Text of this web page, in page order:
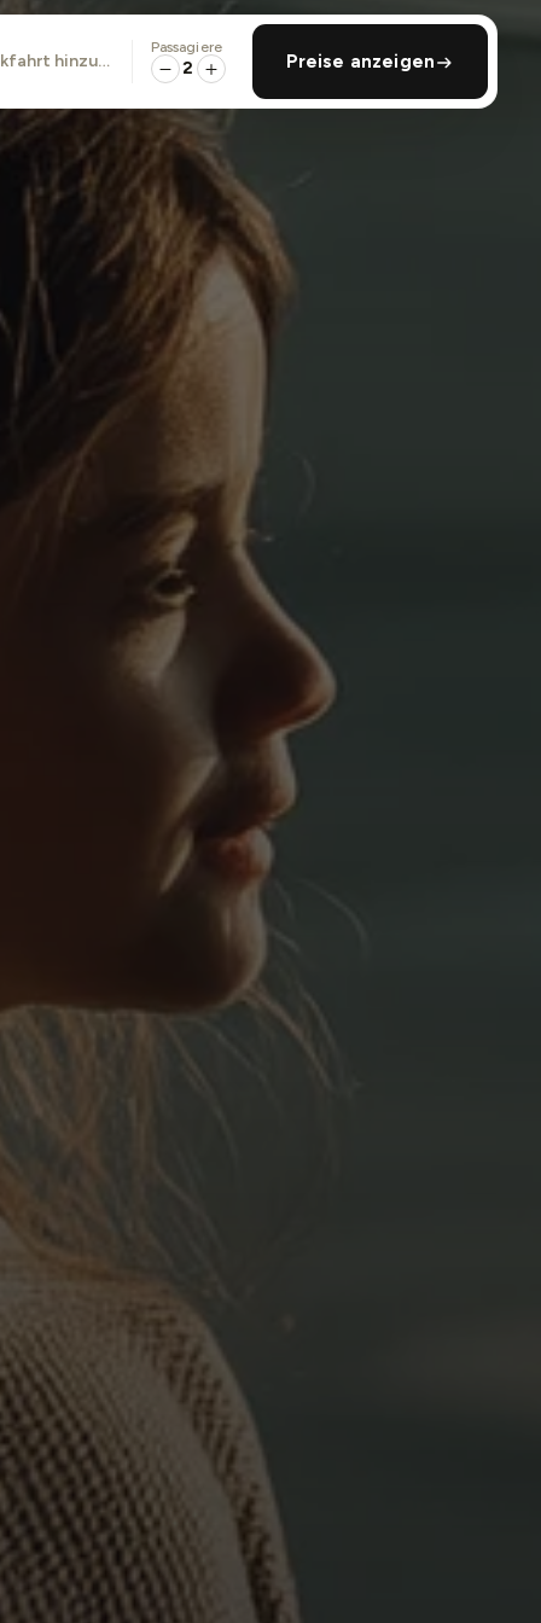
hinzufügen
Passagiere
2 Preise anzeigen